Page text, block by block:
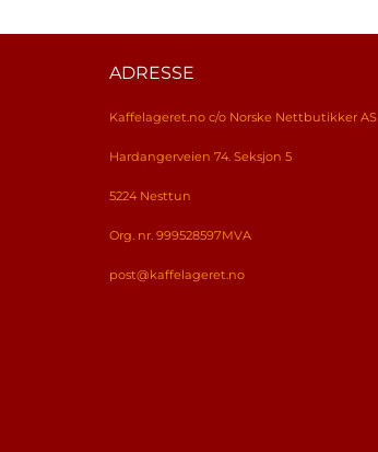
ADRESSE
Kaffelageret.no c/o Norske Nettbutikker AS
Hardangerveien 74. Seksjon 5
5224 Nesttun
Org. nr. 999528597MVA
post@kaffelageret.no